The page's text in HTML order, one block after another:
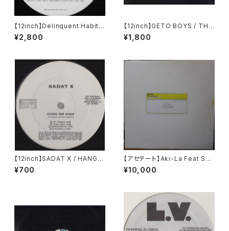
【12inch】Delinquent Habits
/ Lower Eastside
¥2,800
【12inch】GETO BOYS / THE
WORLD IS A GHETTO
¥1,800
【12inch】SADAT X / HANG 'E
M HIGH
¥700
【アセテート】Aki-La Feat Sno
op Dogg / Freak The Hous
e
¥10,000